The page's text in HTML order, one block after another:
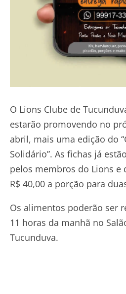
O Lions Clube de
estarão promovendo no
abril, mais uma edição do
Solidário”. As fichas já
pelos membros do Lions e
R$ 40,00 a porção para
Os alimentos poderão ser
11 horas da manhã no
Tucunduva.